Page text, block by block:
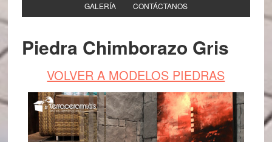
GALERÍA CONTÁCTANOS
Piedra Chimborazo Gris
VOLVER A MODELOS PIEDRAS